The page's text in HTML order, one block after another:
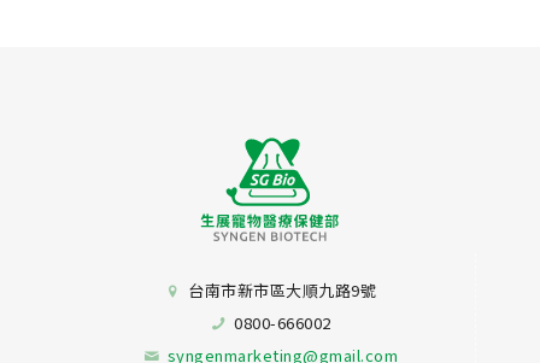
台南市新市區大順九路9號
0800-666002
syngenmarketing@gmail.com